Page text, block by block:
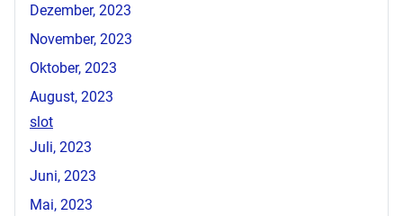
Dezember, 2023
November, 2023
Oktober, 2023
August, 2023
slot
Juli, 2023
Juni, 2023
Mai, 2023